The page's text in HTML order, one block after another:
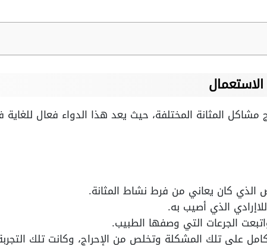
مشاكل المثانة المختلفة، حيث يعد هذا الدواء فعال
الذي كان يعاني من فرط نشاط المثانة.
الذي أصيب به.
الجرعات التي وصفها الطبيب.
على تلك المشكلة وتخلص من الإحراج، وكانت تلك